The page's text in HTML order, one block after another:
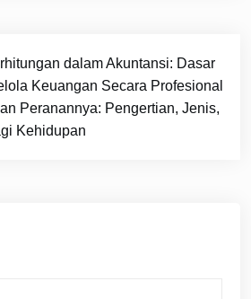
dalam Akuntansi: Dasar
Keuangan Secara Profesional
Peranannya: Pengertian, Jenis,
Kehidupan